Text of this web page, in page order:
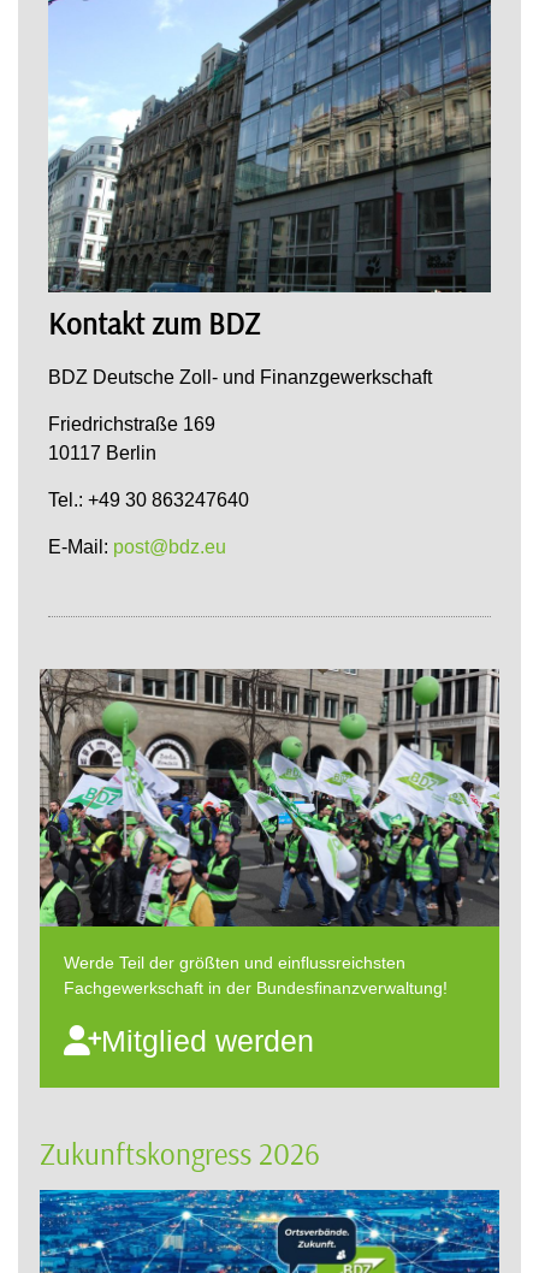
Kontakt zum BDZ
BDZ Deutsche Zoll- und Finanzgewerkschaft
Friedrichstraße 169
10117 Berlin
Tel.: +49 30 863247640
E-Mail: post@bdz.eu
Werde Teil der größten und einflussreichsten
Fachgewerkschaft in der Bundesfinanzverwaltung!
Mitglied werden
Zukunftskongress 2026